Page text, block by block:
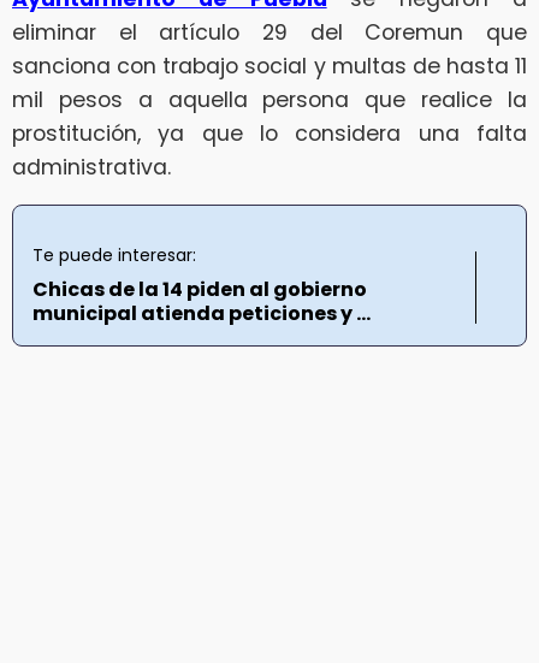
eliminar el artículo 29 del Coremun que
sanciona con trabajo social y multas de hasta 11
mil pesos a aquella persona que realice la
prostitución, ya que lo considera una falta
administrativa.
Te puede interesar:
Chicas de la 14 piden al gobierno
municipal atienda peticiones y ...